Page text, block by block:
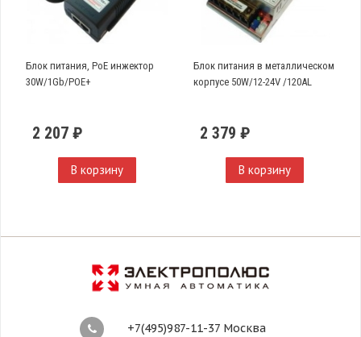
Блок питания, PoE инжектор
30W/1Gb/POE+
2 207 ₽
В корзину
Блок питания в металлическом
корпусе 50W/12-24V /120AL
2 379 ₽
В корзину
+7(495)987-11-37 Москва